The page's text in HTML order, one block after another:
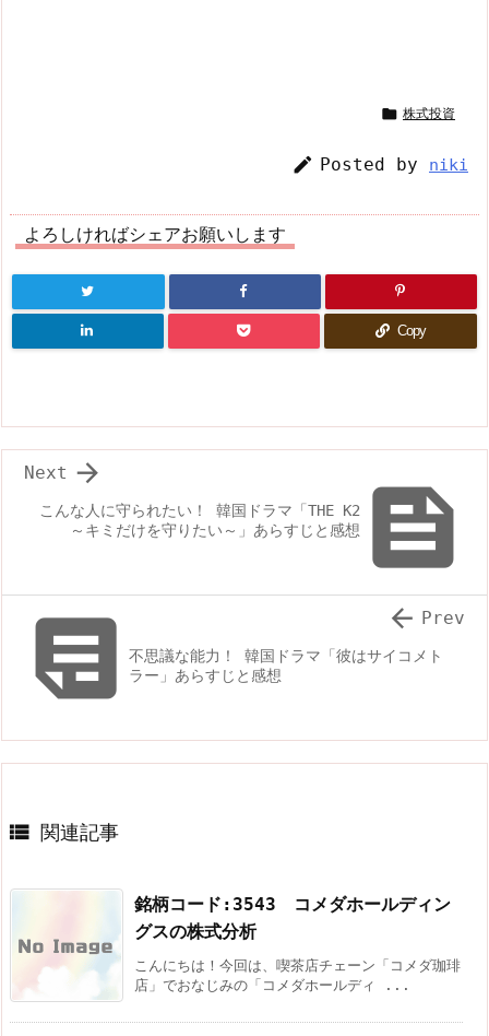
 株式投資
 Posted by niki
よろしければシェアお願いします
Copy

こんな人に守られたい！ 韓国ドラマ「THE K2
～キミだけを守りたい～」あらすじと感想

Next
不思議な能力！ 韓国ドラマ「彼はサイコメト
ラー」あらすじと感想
 Prev
 関連記事
銘柄コード:3543 コメダホールディン
グスの株式分析
こんにちは！今回は、喫茶店チェーン「コメダ珈琲
店」でおなじみの「コメダホールディ ...